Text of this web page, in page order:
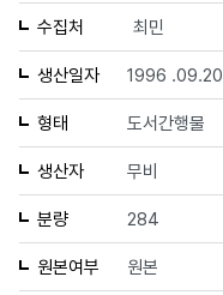
수집처 최민
생산일자 1996 .09.20
형태 도서간행물
생산자 무비
분량 284
원본여부 원본